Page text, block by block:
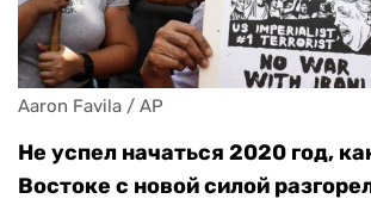
Aaron Favila / AP
Не успел начаться 2020 год,
Востоке с новой силой